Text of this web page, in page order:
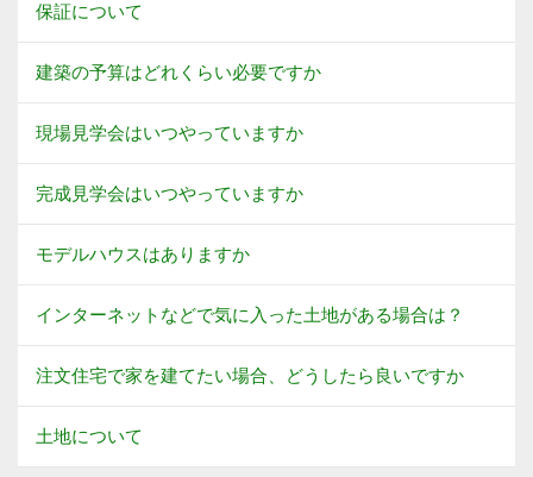
保証について
建築の予算はどれくらい必要ですか
現場見学会はいつやっていますか
完成見学会はいつやっていますか
モデルハウスはありますか
インターネットなどで気に入った土地がある場合は？
注文住宅で家を建てたい場合、どうしたら良いですか
土地について